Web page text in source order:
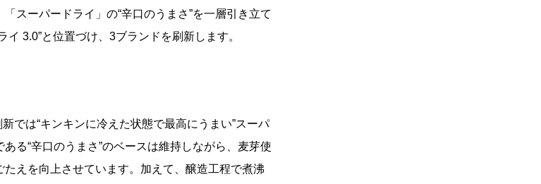
スーパードライ」の“辛口のうまさ”を一層引き立て
3.0”と位置づけ、3ブランドを刷新します。
では“キンキンに冷えた状態で最高にうまい”スーパ
る“辛口のうまさ”のベースは維持しながら、麦芽使
えを向上させています。加えて、醸造工程で煮沸